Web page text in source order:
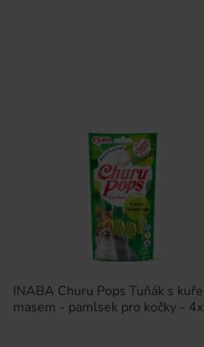
INABA Churu Pops Tuňák s
masem - pamlsek pro kočky -